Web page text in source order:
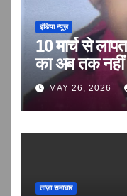
इंडिया न्यूज़
10 मार्च से
का अब तक नहीं
बरामदगी की
MAY 26, 2026
ताज़ा समाचार